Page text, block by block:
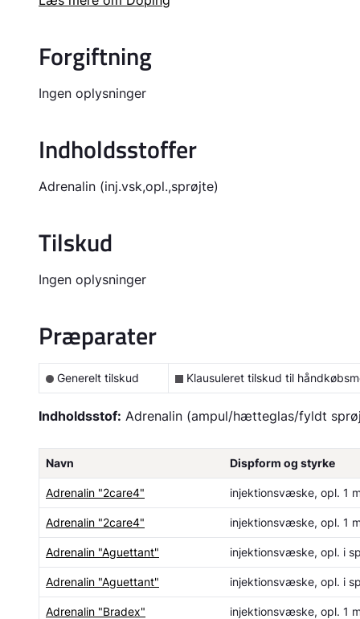
Forgiftning
Ingen oplysninger
Indholdsstoffer
Adrenalin (inj.vsk,opl.,sprøjte)
Tilskud
Ingen oplysninger
Præparater
Generelt tilskud Klausuleret tilskud til
Indholdsstof: Adrenalin (ampul/hætteglas/fyldt
Navn Dispform og styrke
Adrenalin "2care4" injektionsvæske, opl. 1
Adrenalin "2care4" injektionsvæske, opl. 1
Adrenalin "Aguettant" injektionsvæske, opl. i
Adrenalin "Aguettant" injektionsvæske, opl. i
Adrenalin "Bradex" injektionsvæske, opl. 1